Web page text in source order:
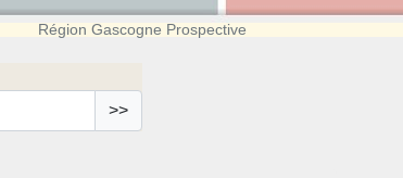
Région Gascogne Prospective
>>